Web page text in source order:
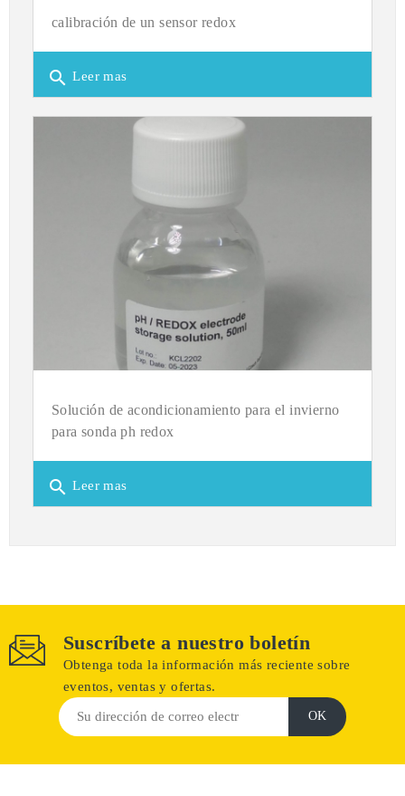
calibración de un sensor redox
search Leer mas
Solución de acondicionamiento para el invierno
para sonda ph redox
search Leer mas
Suscríbete a nuestro boletín
Obtenga toda la información más reciente sobre
eventos, ventas y ofertas.